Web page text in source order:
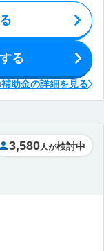
る
助金の詳細を見る
3,580 人が検討中